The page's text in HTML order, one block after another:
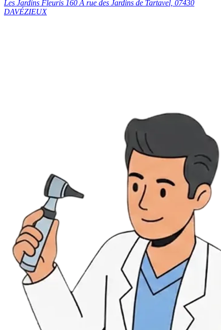
Les Jardins Fleuris 160 A rue des Jardins de Tartavel, 07430
DAVÉZIEUX